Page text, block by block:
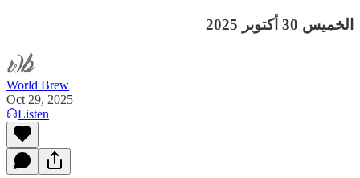
الخميس 30 أكتوبر 2025
World Brew
Oct 29, 2025
Listen